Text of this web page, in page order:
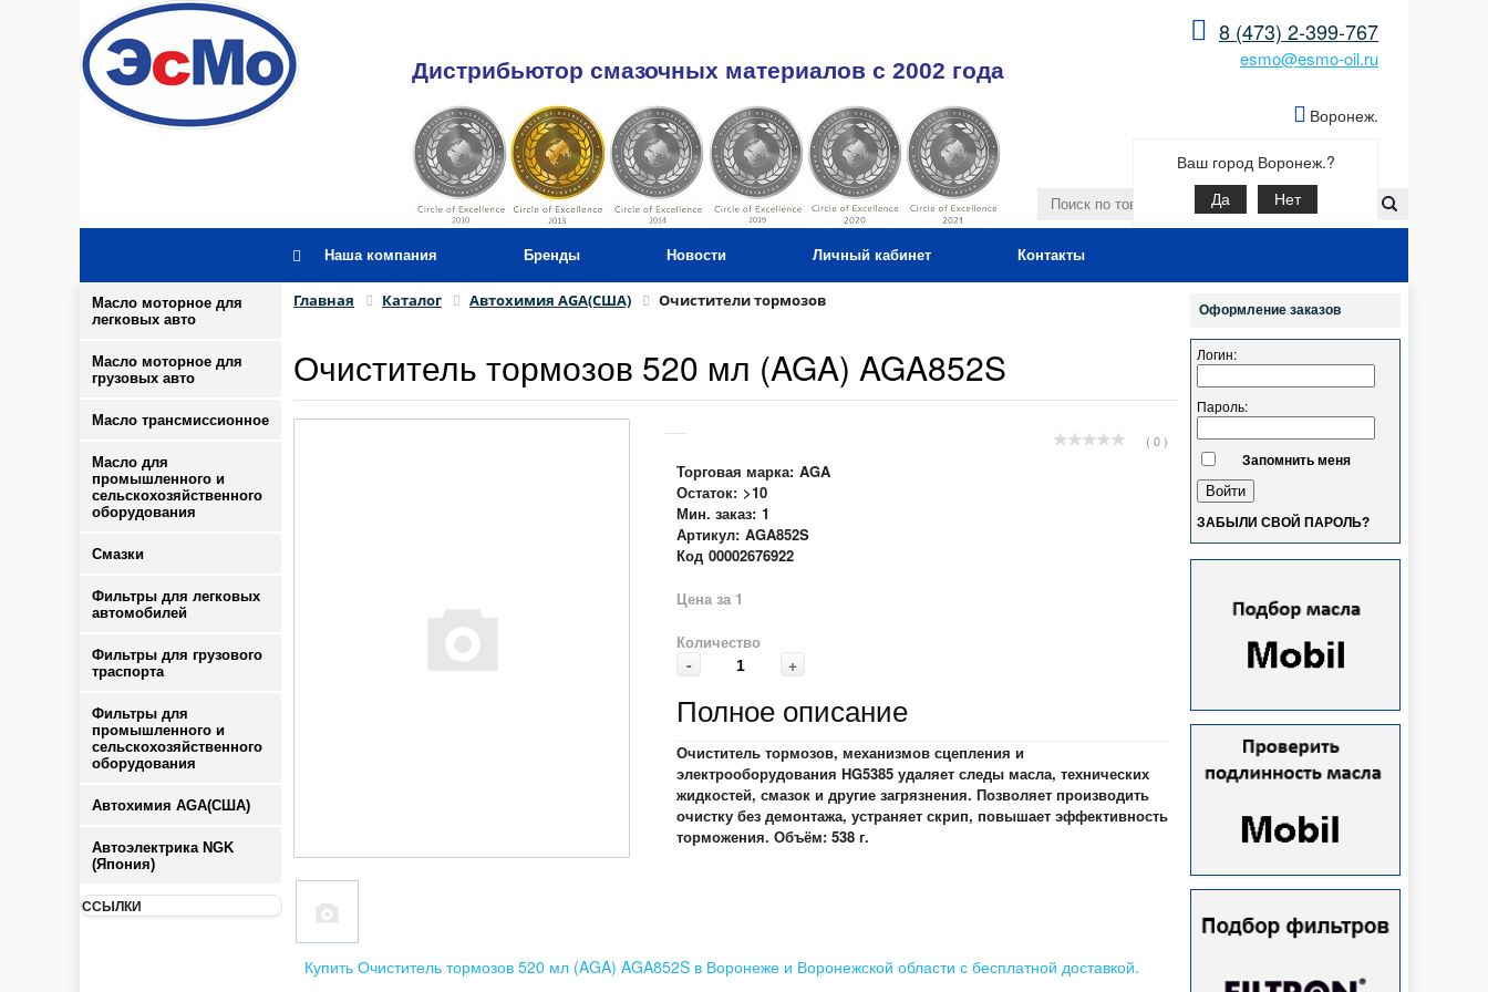
8 (473) 2-399-767
esmo@esmo-oil.ru
Дистрибьютор смазочных материалов c 2002 года
Воронеж.
Ваш город Воронеж.?
Да Нет
Наша компания Бренды Новости Личный кабинет Контакты
Масло моторное для
легковых авто
Масло моторное для
грузовых авто
Масло трансмиссионное
Масло для
промышленного и
сельскохозяйственного
оборудования
Смазки
Фильтры для легковых
автомобилей
Фильтры для грузового
траспорта
Фильтры для
промышленного и
сельскохозяйственного
оборудования
Автохимия AGA(США)
Автоэлектрика NGK
(Япония)
ССЫЛКИ
Главная Каталог Автохимия AGA(США) Очистители тормозов
Очиститель тормозов 520 мл (AGA) AGA852S
( 0 )
Торговая марка: AGA
Остаток: >10
Мин. заказ: 1
Артикул: AGA852S
Код 00002676922
Цена за 1
Количество
- +
Полное описание
Очиститель тормозов, механизмов сцепления и
электрооборудования HG5385 удаляет следы масла, технических
жидкостей, смазок и другие загрязнения. Позволяет производить
очистку без демонтажа, устраняет скрип, повышает эффективность
торможения. Объём: 538 г.
Купить Очиститель тормозов 520 мл (AGA) AGA852S в Воронеже и Воронежской области с бесплатной доставкой.
Оформление заказов
Логин:
Пароль:
Запомнить меня
ЗАБЫЛИ СВОЙ ПАРОЛЬ?